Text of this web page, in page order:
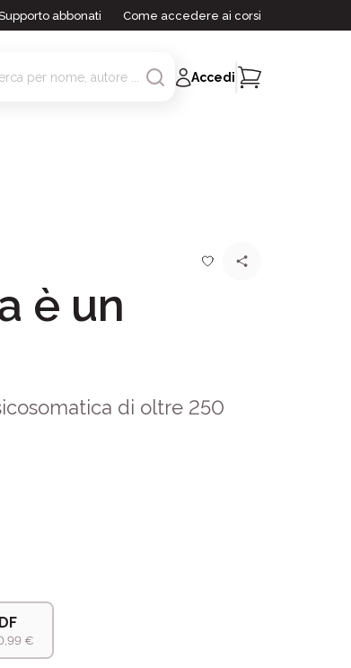
abbonati Come accedere ai corsi
Accedi
è un
di oltre 250
€